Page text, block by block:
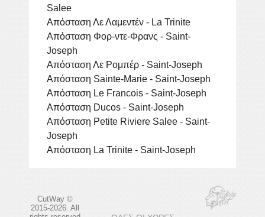
Salee
Απόσταση Λε Λαμεντέν - La Trinite
Απόσταση Φορ-ντε-Φρανς - Saint-
Joseph
Απόσταση Λε Ρομπέρ - Saint-Joseph
Απόσταση Sainte-Marie - Saint-Joseph
Απόσταση Le Francois - Saint-Joseph
Απόσταση Ducos - Saint-Joseph
Απόσταση Petite Riviere Salee - Saint-
Joseph
Απόσταση La Trinite - Saint-Joseph
CutWay ©
2015-2026. All